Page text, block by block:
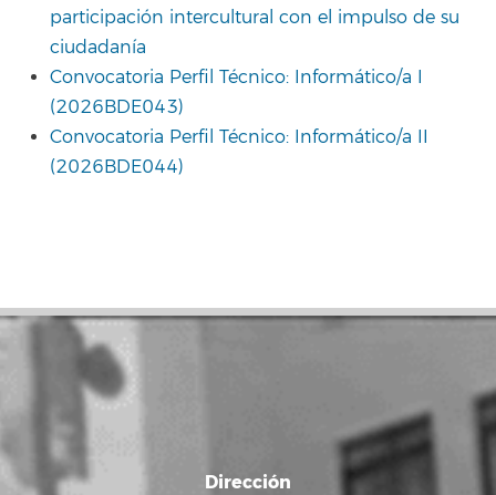
participación intercultural con el impulso de su
ciudadanía
Convocatoria Perfil Técnico: Informático/a I
(2026BDE043)
Convocatoria Perfil Técnico: Informático/a II
(2026BDE044)
Dirección